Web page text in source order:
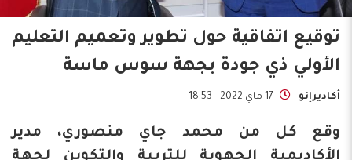
توقيع اتفاقية حول تطوير وتعميم التعليم
الأولي ذي جودة بجهة سوس ماسة
أكاديرإنو 17 ماي 2022 - 18:53
وقع كل من محمد جاي منصوري، مدير
الأكاديمية الجهوية للتربية والتكوين لجهة